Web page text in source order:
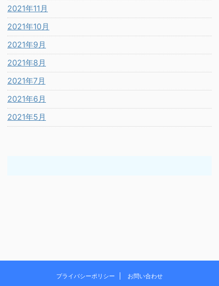
2021年11月
2021年10月
2021年9月
2021年8月
2021年7月
2021年6月
2021年5月
プライバシーポリシー お問い合わせ